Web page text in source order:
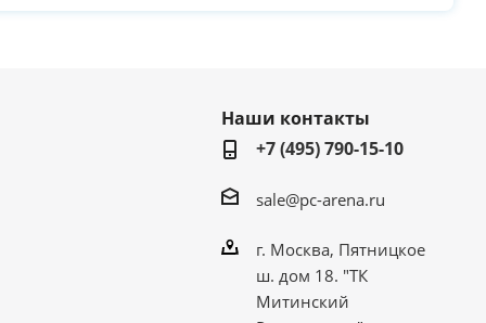
Наши контакты
+7 (495) 790-15-10
sale@pc-arena.ru
г. Москва, Пятницкое
ш. дом 18. "ТК
Митинский